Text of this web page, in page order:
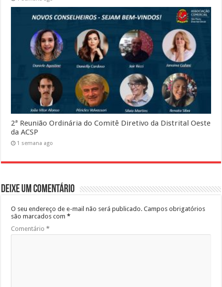
2ª Reunião Ordinária do Comitê Diretivo da Distrital Oeste
da ACSP
1 semana ago
Deixe um comentário
O seu endereço de e-mail não será publicado. Campos obrigatórios
são marcados com*
Comentário*